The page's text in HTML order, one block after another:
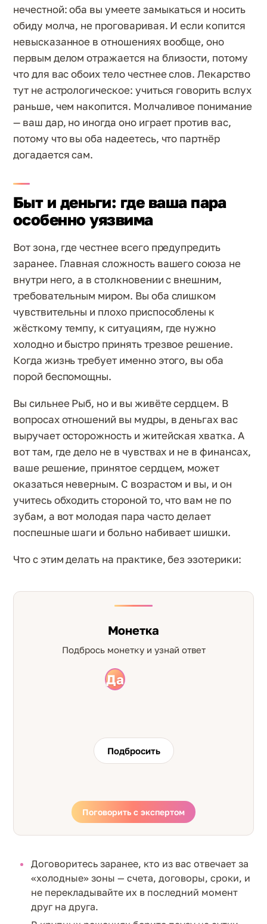
нечестной: оба вы умеете замыкаться и носить
обиду молча, не проговаривая. И если копится
невысказанное в отношениях вообще, оно
первым делом отражается на близости, потому
что для вас обоих тело честнее слов. Лекарство
тут не астрологическое: учиться говорить вслух
раньше, чем накопится. Молчаливое понимание
— ваш дар, но иногда оно играет против вас,
потому что вы оба надеетесь, что партнёр
догадается сам.
Быт и деньги: где ваша пара
особенно уязвима
Вот зона, где честнее всего предупредить
заранее. Главная сложность вашего союза не
внутри него, а в столкновении с внешним,
требовательным миром. Вы оба слишком
чувствительны и плохо приспособлены к
жёсткому темпу, к ситуациям, где нужно
холодно и быстро принять трезвое решение.
Когда жизнь требует именно этого, вы оба
порой беспомощны.
Вы сильнее Рыб, но и вы живёте сердцем. В
вопросах отношений вы мудры, в деньгах вас
выручает осторожность и житейская хватка. А
вот там, где дело не в чувствах и не в финансах,
ваше решение, принятое сердцем, может
оказаться неверным. С возрастом и вы, и он
учитесь обходить стороной то, что вам не по
зубам, а вот молодая пара часто делает
поспешные шаги и больно набивает шишки.
Что с этим делать на практике, без эзотерики:
Монетка
Подбрось монетку и узнай ответ
Да
Нет
Подбросить
Поговорить с экспертом
Договоритесь заранее, кто из вас отвечает за
«холодные» зоны — счета, договоры, сроки, и
не перекладывайте их в последний момент
друг на друга.